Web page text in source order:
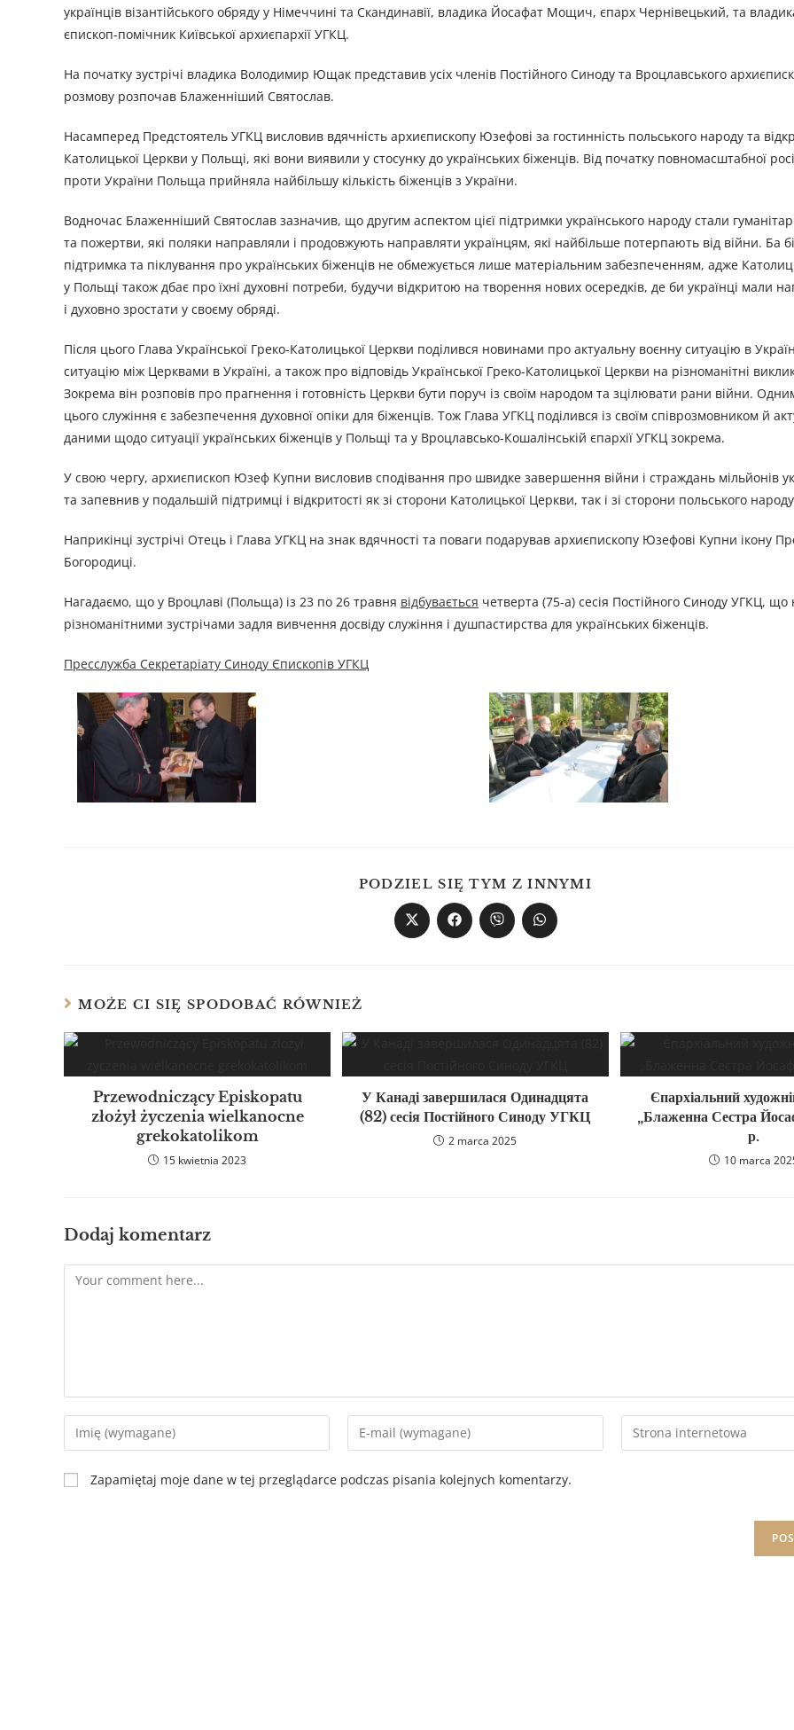
українців візантійського обряду у Німеччині та Скандинавії, владика Йосафат Мощич, єпарх Чернівецький, та
єпископ-помічник Київської архиєпархії УГКЦ.
На початку зустрічі владика Володимир Ющак представив усіх членів Постійного Синоду та Вроцлавського
розмову розпочав Блаженніший Святослав.
Насамперед Предстоятель УГКЦ висловив вдячність архиєпископу Юзефові за гостинність польського народу та
Католицької Церкви у Польщі, які вони виявили у стосунку до українських біженців. Від початку повномасштабної
проти України Польща прийняла найбільшу кількість біженців з України.
Водночас Блаженніший Святослав зазначив, що другим аспектом цієї підтримки українського народу стали
та пожертви, які поляки направляли і продовжують направляти українцям, які найбільше потерпають від війни. Ба
підтримка та піклування про українських біженців не обмежується лише матеріальним забезпеченням, адже
у Польщі також дбає про їхні духовні потреби, будучи відкритою на творення нових осередків, де би українці мали
і духовно зростати у своєму обряді.
Після цього Глава Української Греко-Католицької Церкви поділився новинами про актуальну воєнну ситуацію в
ситуацію між Церквами в Україні, а також про відповідь Української Греко-Католицької Церкви на різноманітні
Зокрема він розповів про прагнення і готовність Церкви бути поруч із своїм народом та зцілювати рани війни.
цього служіння є забезпечення духовної опіки для біженців. Тож Глава УГКЦ поділився із своїм співрозмовником й
даними щодо ситуації українських біженців у Польщі та у Вроцлавсько-Кошалінській єпархії УГКЦ зокрема.
У свою чергу, архиєпископ Юзеф Купни висловив сподівання про швидке завершення війни і страждань мільйонів
та запевнив у подальшій підтримці і відкритості як зі сторони Католицької Церкви, так і зі сторони польського
Наприкінці зустрічі Отець і Глава УГКЦ на знак вдячності та поваги подарував архиєпископу Юзефові Купни ікону
Богородиці.
Нагадаємо, що у Вроцлаві (Польща) із 23 по 26 травня відбувається четверта (75-а) сесія Постійного Синоду УГКЦ,
різноманітними зустрічами задля вивчення досвіду служіння і душпастирства для українських біженців.
Пресслужба Секретаріату Синоду Єпископів УГКЦ
PODZIEL SIĘ TYM Z INNYMI
MOŻE CI SIĘ SPODOBAĆ RÓWNIEŻ
Przewodniczący Episkopatu
złożył życzenia wielkanocne
grekokatolikom
15 kwietnia 2023
У Канаді завершилася Одинадцята
(82) сесія Постійного Синоду УГКЦ
2 marca 2025
Єпархіальний
„Блаженна Сестра
р.
10 marca
Dodaj komentarz
Zapamiętaj moje dane w tej przeglądarce podczas pisania kolejnych komentarzy.